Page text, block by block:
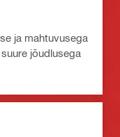
ja mahtuvusega
jõudlusega